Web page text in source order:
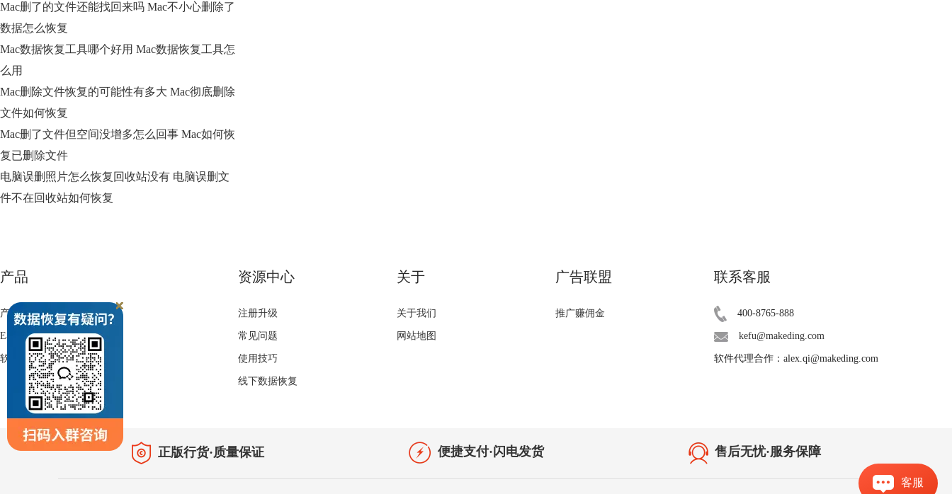
客服
Mac删了的文件还能找回来吗 Mac不小心删除了
数据怎么恢复
Mac数据恢复工具哪个好用 Mac数据恢复工具怎
么用
Mac删除文件恢复的可能性有多大 Mac彻底删除
文件如何恢复
Mac删了文件但空间没增多怎么回事 Mac如何恢
复已删除文件
电脑误删照片怎么恢复回收站没有 电脑误删文
件不在回收站如何恢复
产品
产品
EasyRecovery下载
软件激活
资源中心
注册升级
常见问题
使用技巧
线下数据恢复
关于
关于我们
网站地图
广告联盟
推广赚佣金
联系客服
400-8765-888
kefu@makeding.com
软件代理合作：alex.qi@makeding.com
正版行货·质量保证 便捷支付·闪电发货 售后无忧·服务保障